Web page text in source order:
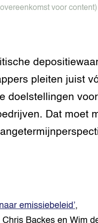
voor content)
pleiten juist
doelstellingen voor
Dat moet
emissiebeleid’,
Backes en Wim